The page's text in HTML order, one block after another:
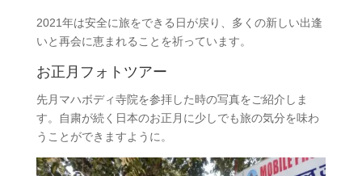
2021年は安全に旅をできる日が戻り、多くの新しい出逢
いと再会に恵まれることを祈っています。
お正月フォトツアー
先月マハボディ寺院を参拝した時の写真をご紹介しま
す。自粛が続く日本のお正月に少しでも旅の気分を味わ
うことができますように。